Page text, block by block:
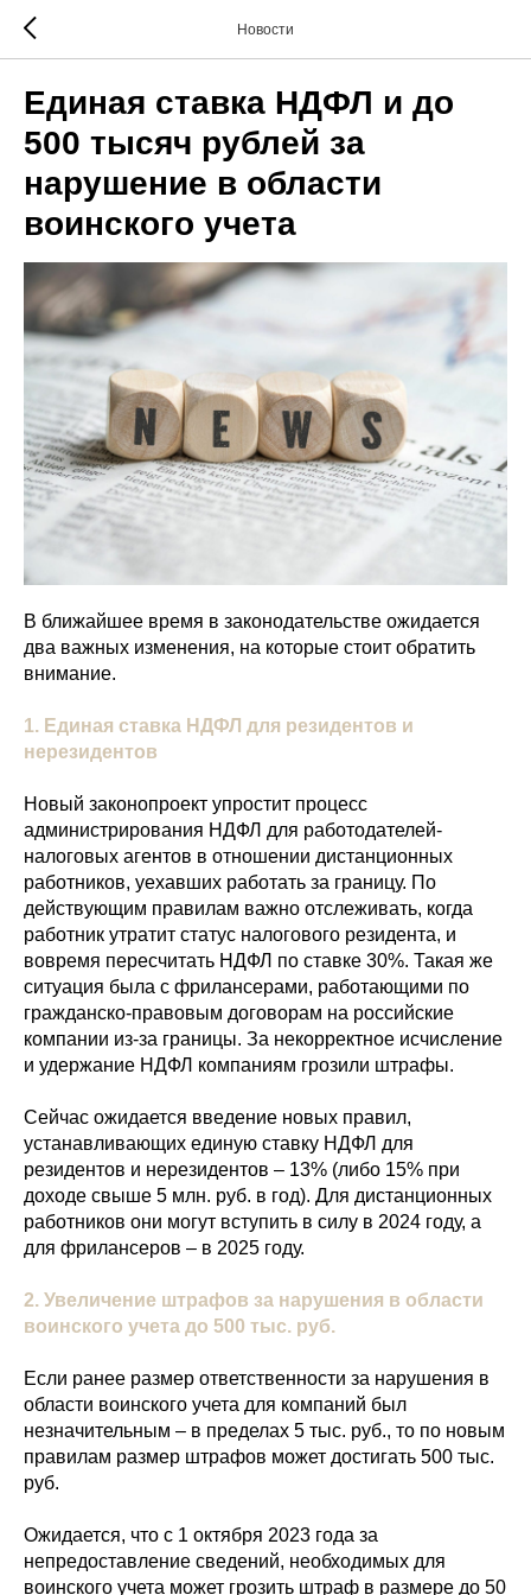
Новости
Единая ставка НДФЛ и до
500 тысяч рублей за
нарушение в области
воинского учета
В ближайшее время в законодательстве ожидается
два важных изменения, на которые стоит обратить
внимание.
1. Единая ставка НДФЛ для резидентов и
нерезидентов
Новый законопроект упростит процесс
администрирования НДФЛ для работодателей-
налоговых агентов в отношении дистанционных
работников, уехавших работать за границу. По
действующим правилам важно отслеживать, когда
работник утратит статус налогового резидента, и
вовремя пересчитать НДФЛ по ставке 30%. Такая же
ситуация была с фрилансерами, работающими по
гражданско-правовым договорам на российские
компании из-за границы. За некорректное исчисление
и удержание НДФЛ компаниям грозили штрафы.
Сейчас ожидается введение новых правил,
устанавливающих единую ставку НДФЛ для
резидентов и нерезидентов – 13% (либо 15% при
доходе свыше 5 млн. руб. в год). Для дистанционных
работников они могут вступить в силу в 2024 году, а
для фрилансеров – в 2025 году.
2. Увеличение штрафов за нарушения в области
воинского учета до 500 тыс. руб.
Если ранее размер ответственности за нарушения в
области воинского учета для компаний был
незначительным – в пределах 5 тыс. руб., то по новым
правилам размер штрафов может достигать 500 тыс.
руб.
Ожидается, что с 1 октября 2023 года за
непредоставление сведений, необходимых для
воинского учета может грозить штраф в размере до 50